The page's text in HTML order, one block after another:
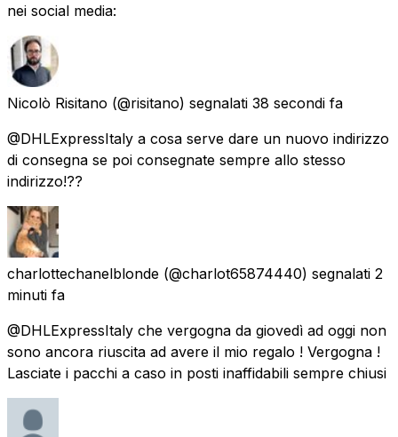
nei social media:
Nicolò Risitano (@risitano) segnalati 38 secondi fa
@DHLExpressItaly a cosa serve dare un nuovo indirizzo
di consegna se poi consegnate sempre allo stesso
indirizzo!??
charlottechanelblonde (@charlot65874440) segnalati 2
minuti fa
@DHLExpressItaly che vergogna da giovedì ad oggi non
sono ancora riuscita ad avere il mio regalo ! Vergogna !
Lasciate i pacchi a caso in posti inaffidabili sempre chiusi